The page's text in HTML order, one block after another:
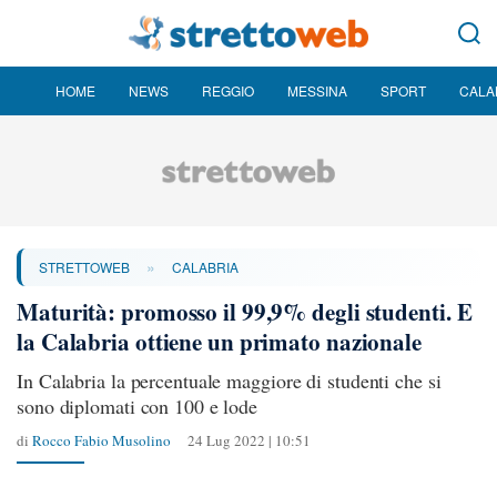
HOME NEWS REGGIO MESSINA SPORT
STRETTOWEB » CALABRIA
Maturità: promosso il 99,9% degli studenti. E
la Calabria ottiene un primato nazionale
In Calabria la percentuale maggiore di studenti che si
sono diplomati con 100 e lode
di Rocco Fabio Musolino 24 Lug 2022 | 10:51